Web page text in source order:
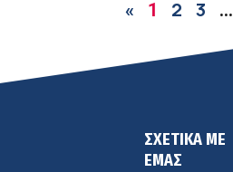
« 1 2 3 …
ΣΧΕΤΙΚΑ ΜΕ
ΕΜΑΣ